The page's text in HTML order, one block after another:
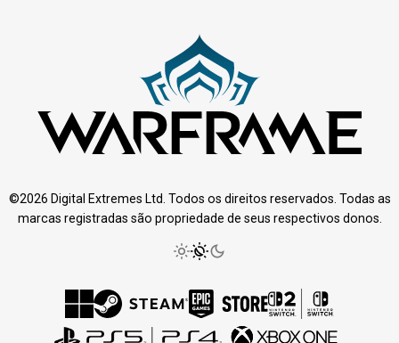
©2026 Digital Extremes Ltd. Todos os direitos reservados. Todas as
marcas registradas são propriedade de seus respectivos donos.